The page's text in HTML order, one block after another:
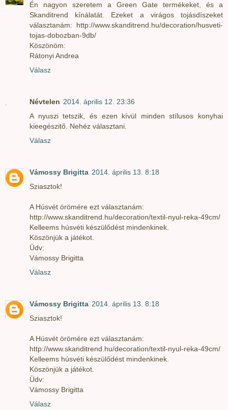
Én nagyon szeretem a Green Gate termékeket, és a
Skanditrend kínálatát. Ezeket a virágos tojásdíszeket
választanám: http://www.skanditrend.hu/decoration/husveti-
tojas-dobozban-9db/
Köszönöm:
Rátonyi Andrea
Válasz
Névtelen 2014. április 12. 23:36
A nyuszi tetszik, és ezen kívül minden stílusos konyhai
kieegészitő. Nehéz választani.
Válasz
Vámossy Brigitta 2014. április 13. 8:18
Sziasztok!
A Húsvét örömére ezt választanám:
http://www.skanditrend.hu/decoration/textil-nyul-reka-49cm/
Kelleems húsvéti készülődést mindenkinek.
Köszönjük a játékot.
Üdv:
Vámossy Brigitta
Válasz
Vámossy Brigitta 2014. április 13. 8:18
Sziasztok!
A Húsvét örömére ezt választanám:
http://www.skanditrend.hu/decoration/textil-nyul-reka-49cm/
Kelleems húsvéti készülődést mindenkinek.
Köszönjük a játékot.
Üdv:
Vámossy Brigitta
Válasz